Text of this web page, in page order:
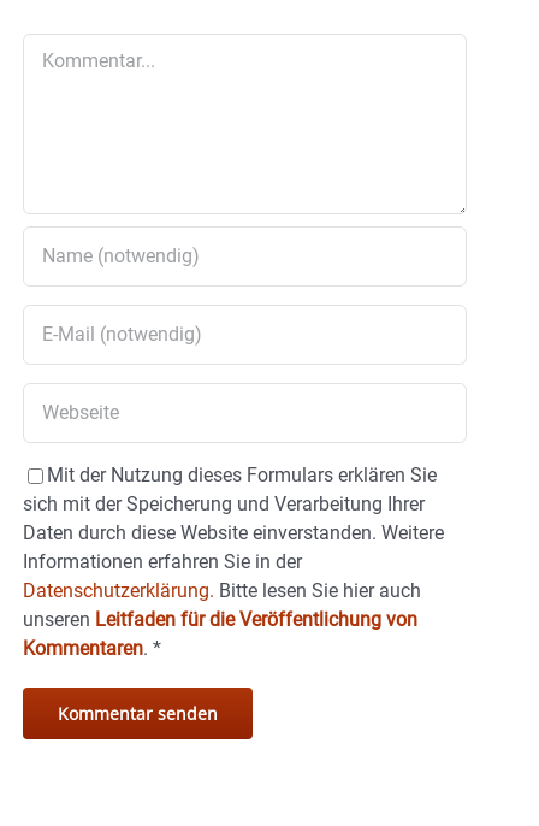
Mit der Nutzung dieses Formulars erklären Sie
sich mit der Speicherung und Verarbeitung Ihrer
Daten durch diese Website einverstanden. Weitere
Informationen erfahren Sie in der
Datenschutzerklärung. Bitte lesen Sie hier auch
unseren Leitfaden für die Veröffentlichung von
Kommentaren. *